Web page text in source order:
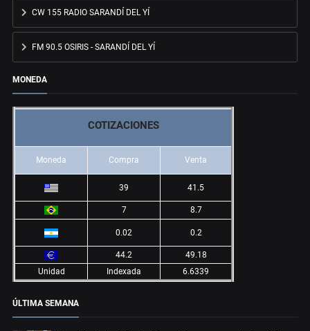
CW 155 RADIO SARANDÍ DEL YÍ
FM 90.5 OSIRIS - SARANDÍ DEL YÍ
MONEDA
COTIZACIONES
Moneda Compra Venta
39 41.5
7 8.7
0.02 0.2
44.2
49.18
Unidad
Indexada 6.6339
ÚLTIMA SEMANA